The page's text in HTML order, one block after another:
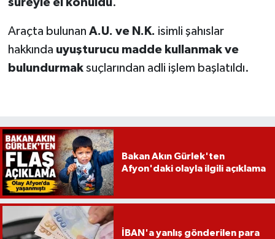
Araçta bulunan A.U. ve N.K. isimli şahıslar
hakkında uyuşturucu madde kullanmak ve
bulundurmaksuçlarından adli işlem başlatıldı.
Bakan Akın Gürlek'ten
Afyon'daki olayla ilgili açıklama
İBAN'a yanlış gönderilen para